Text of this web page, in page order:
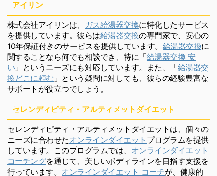
アイリン
株式会社アイリンは、 ガス給湯器交換に特化したサービス
を提供しています。彼らは給湯器交換の専門家で、安心の
10年保証付きのサービスを提供しています。 給湯器交換に
関することなら何でも相談でき、特に「給湯器交換 安
い 」というニーズにも対応しています。また、「給湯器交
換どこに頼む 」という疑問に対しても、彼らの経験豊富な
サポートが役立つでしょう。
セレンディピティ・アルティメットダイエット
セレンディピティ・アルティメットダイエットは、個々の
ニーズに合わせたオンラインダイエット プログラムを提供
しています。このプログラムでは、 オンラインダイエット
コーチングを通じて、美しいボディラインを目指す支援を
行っています。 オンラインダイエット コーチが、健康的